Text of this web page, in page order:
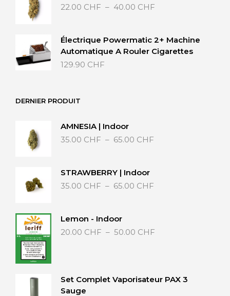
22.00 CHF – 40.00 CHF
22.00 CHF
à
40.00 CHF
Électrique Powermatic 2+ Machine
Automatique A Rouler Cigarettes
129.90 CHF
DERNIER PRODUIT
AMNESIA | Indoor
35.00 CHF – 65.00 CHF
STRAWBERRY | Indoor
35.00 CHF – 65.00 CHF
65.00 CHF
Lemon - Indoor
20.00 CHF – 50.00 CHF
50.00 CHF
Set Complet Vaporisateur PAX 3
Sauge